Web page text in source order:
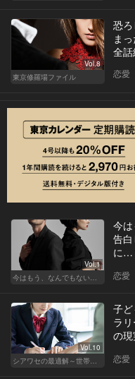
Vol.8
東京修羅場ファイル
恐
ま
全
恋愛
Vol.1
今
告
に…
恋愛
Vol.10
子
ラ
の
恋愛